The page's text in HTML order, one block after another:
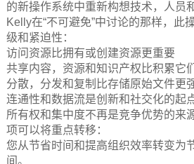
的新操作系统中重新构想技术，人员
Kelly在“不可避免”中讨论的那样，此
级和紧迫性：
访问资源比拥有或创建资源更重要
共享内容，资源和知识产权比积累它
分散，分发和复制比存储原始文件更
连通性和数据流是创新和社交化的起点
所有权和集中度不再是竞争优势的来
项可以将重点转移：
您从节省时间和提高组织效率转变为
间。